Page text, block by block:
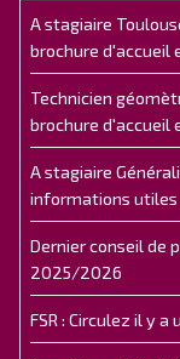
A stagiaire
brochure d'accueil
Technicien
brochure d'accueil
A stagiaire
informations utiles
Dernier conseil de
2025/2026
FSR : Circulez il y a